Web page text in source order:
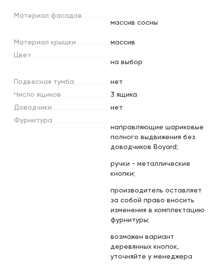
Материал фасадов
массив сосны
Материал крышки
массив
Цвет
на выбор
Подвесная тумба
нет
Число ящиков
3 ящика
Доводчики
нет
Фурнитура
направляющие шариковые
полного выдвижения без
доводчиков Boyard;
ручки - металлические
кнопки;
производитель оставляет
за собой право вносить
изменения в комплектацию
фурнитуры;
возможен вариант
деревянных кнопок,
уточняйте у менеджера